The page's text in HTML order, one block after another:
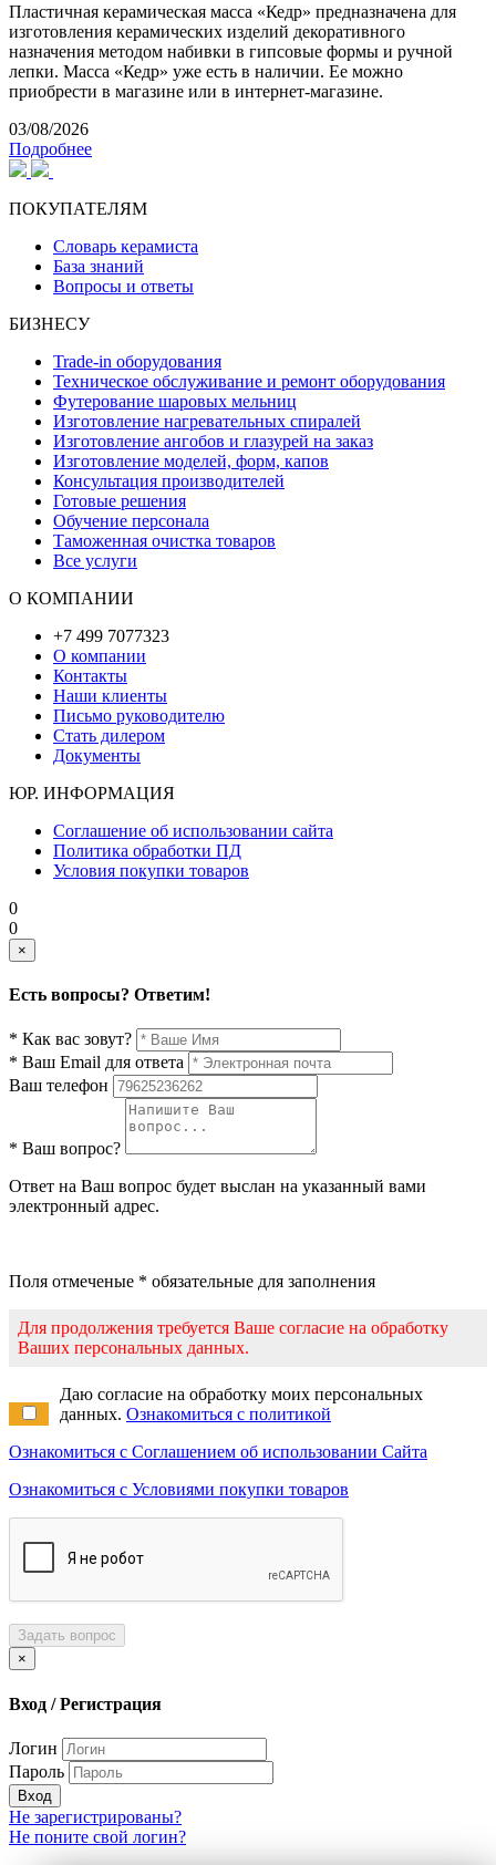
Пластичная керамическая масса «Кедр» предназначена для
изготовления керамических изделий декоративного
назначения методом набивки в гипсовые формы и ручной
лепки. Масса «Кедр» уже есть в наличии. Ее можно
приобрести в магазине или в интернет-магазине.
03/08/2026
Подробнее
ПОКУПАТЕЛЯМ
Словарь керамиста
База знаний
Вопросы и ответы
БИЗНЕСУ
Trade-in оборудования
Техническое обслуживание и ремонт оборудования
Футерование шаровых мельниц
Изготовление нагревательных спиралей
Изготовление ангобов и глазурей на заказ
Изготовление моделей, форм, капов
Консультация производителей
Готовые решения
Обучение персонала
Таможенная очистка товаров
Все услуги
О КОМПАНИИ
+7 499 7077323
О компании
Контакты
Наши клиенты
Письмо руководителю
Стать дилером
Документы
ЮР. ИНФОРМАЦИЯ
Соглашение об использовании сайта
Политика обработки ПД
Условия покупки товаров
0
0
×
Есть вопросы? Ответим!
* Как вас зовут?
* Ваш Email для ответа
Ваш телефон
* Ваш вопрос?
Ответ на Ваш вопрос будет выслан на указанный вами
электронный адрес.
Поля отмеченые * обязательные для заполнения
Для продолжения требуется Ваше согласие на обработку
Ваших персональных данных.
Даю согласие на обработку моих персональных
данных. Ознакомиться с политикой
Ознакомиться с Соглашением об использовании Сайта
Ознакомиться с Условиями покупки товаров
Задать вопрос
×
Вход / Регистрация
Логин
Пароль
Вход
Не зарегистрированы?
Не поните свой логин?